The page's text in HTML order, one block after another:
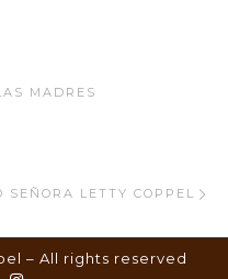
MADRES
SEÑORA LETTY COPPEL
– All rights reserved